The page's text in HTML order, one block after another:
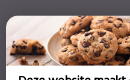
Le Moulin des
10 Rue Aristide
37210 VERNOU
+33 7 68
Contact